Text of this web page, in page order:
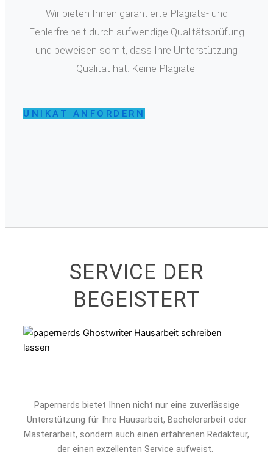
Wir bieten Ihnen garantierte Plagiats- und
Fehlerfreiheit durch aufwendige Qualitätsprüfung
und beweisen somit, dass Ihre Unterstützung
Qualität hat. Keine Plagiate.
UNIKAT ANFORDERN
SERVICE DER
BEGEISTERT
Papernerds bietet Ihnen nicht nur eine zuverlässige
Unterstützung für Ihre Hausarbeit, Bachelorarbeit oder
Masterarbeit, sondern auch einen erfahrenen Redakteur,
der einen exzellenten Service aufweist.